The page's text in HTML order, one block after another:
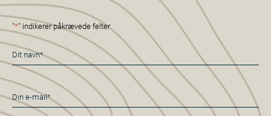
"*" indikerer påkrævede felter
Navn
*
E-
mail